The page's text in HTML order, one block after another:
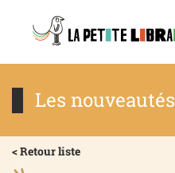
Les nouveautés
< Retour liste